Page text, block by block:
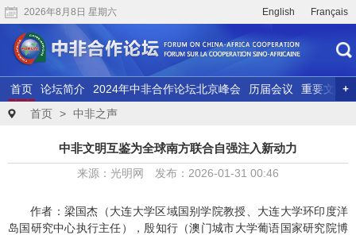
2026年8月8日 星期六 English Français
首页 论坛简介 2024年中非合作论坛北京峰会 历届会议
重要文献
联合研究
精彩视频
首页 > 中非之声
中非文明互鉴为全球南方联合自强注入新动力
来源：光明网 发布：2026-01-31 00:46
作者：梁国杰（大连大学区域国别学院教授、大连大学环印度洋
岛国研究中心执行主任），殷知行（澳门城市大学葡语国家研究院博